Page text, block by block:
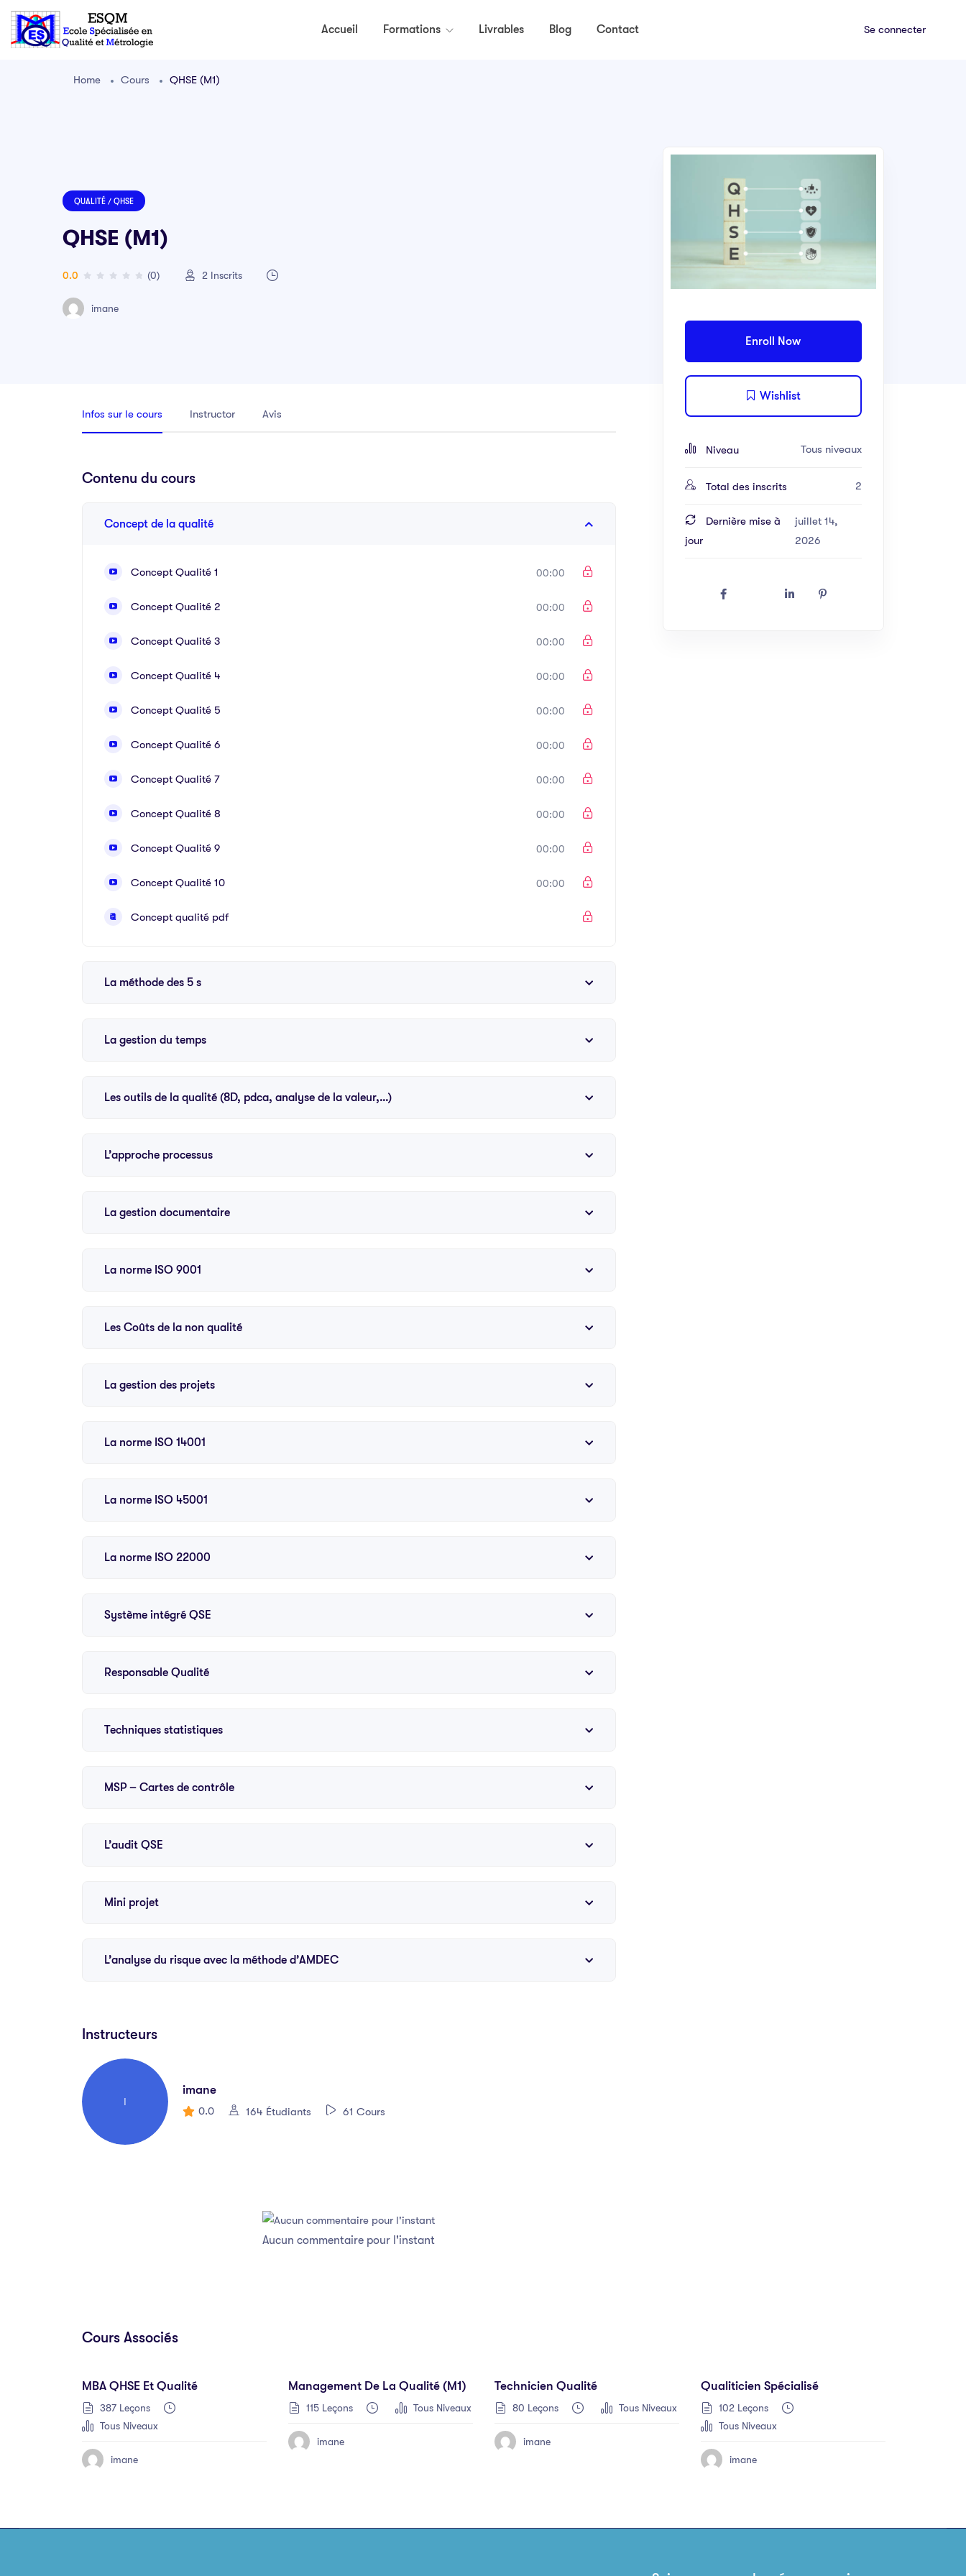
Accueil Formations Livrables Blog Contact Se connecter
Home Cours QHSE (M1)
QUALITÉ / QHSE
QHSE (M1)
0.0 (0) 2 Inscrits
imane
Infos sur le cours Instructor Avis
Contenu du cours
Concept de la qualité
Concept Qualité 1 00:00
Concept Qualité 2 00:00
Concept Qualité 3 00:00
Concept Qualité 4 00:00
Concept Qualité 5 00:00
Concept Qualité 6 00:00
Concept Qualité 7 00:00
Concept Qualité 8 00:00
Concept Qualité 9 00:00
Concept Qualité 10 00:00
Concept qualité pdf
La méthode des 5 s
La gestion du temps
Les outils de la qualité (8D, pdca, analyse de la valeur,…)
L’approche processus
La gestion documentaire
La norme ISO 9001
Les Coûts de la non qualité
La gestion des projets
La norme ISO 14001
La norme ISO 45001
La norme ISO 22000
Système intégré QSE
Responsable Qualité
Techniques statistiques
MSP – Cartes de contrôle
L’audit QSE
Mini projet
L’analyse du risque avec la méthode d’AMDEC
Instructeurs
I
imane
0.0 164 Étudiants 61 Cours
Aucun commentaire pour l'instant
Enroll Now
Wishlist
Niveau Tous niveaux
Total des inscrits 2
Dernière mise à
jour
juillet 14,
2026
Cours Associés
MBA QHSE Et Qualité
387 Leçons
Tous Niveaux
imane
Management De La Qualité (M1)
115 Leçons Tous Niveaux
imane
Technicien Qualité
80 Leçons Tous Niveaux
imane
Qualiticien Spécialisé
102 Leçons
Tous Niveaux
imane